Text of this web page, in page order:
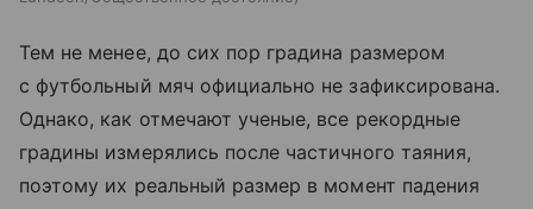
Тем не менее, до сих пор градина размером
с футбольный мяч официально не зафиксирована.
Однако, как отмечают ученые, все рекордные
градины измерялись после частичного таяния,
поэтому их реальный размер в момент падения